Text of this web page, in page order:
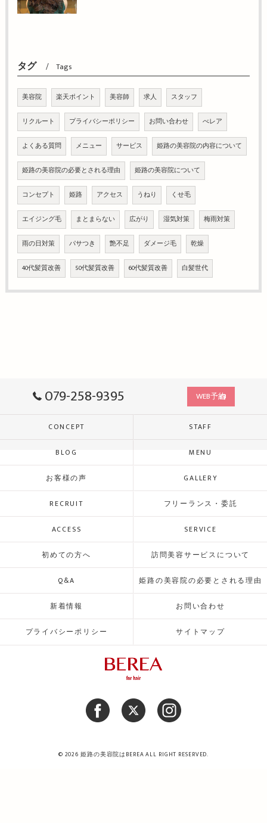
タグ Tags
美容院 楽天ポイント 美容師 求人 スタッフ
リクルート プライバシーポリシー お問い合わせ べレア
よくある質問 メニュー サービス 姫路の美容院の内容について
姫路の美容院の必要とされる理由 姫路の美容院について
コンセプト 姫路 アクセス うねり くせ毛
エイジング毛 まとまらない 広がり 湿気対策 梅雨対策
雨の日対策 パサつき 艶不足 ダメージ毛 乾燥
40代髪質改善 50代髪質改善 60代髪質改善 白髪世代
079-258-9395 WEB予約
CONCEPT STAFF
BLOG MENU
お客様の声 GALLERY
RECRUIT フリーランス・委託
ACCESS SERVICE
初めての方へ 訪問美容サービスについて
Q&A 姫路の美容院の必要とされる理由
新着情報 お問い合わせ
プライバシーポリシー サイトマップ
© 2026 姫路の美容院はBEREA ALL RIGHT RESERVED.